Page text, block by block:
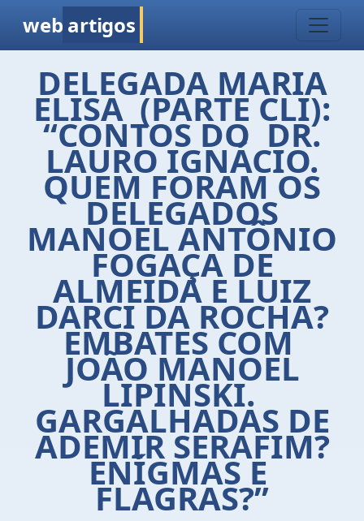
web artigos
DELEGADA MARIA
ELISA (PARTE CLI):
“CONTOS DO DR.
LAURO IGNÁCIO.
QUEM FORAM OS
DELEGADOS
MANOEL ANTÔNIO
FOGAÇA DE
ALMEIDA E LUIZ
DARCI DA ROCHA?
EMBATES COM
JOÃO MANOEL
LIPINSKI.
GARGALHADAS DE
ADEMIR SERAFIM?
ENÍGMAS E
FLAGRAS?”